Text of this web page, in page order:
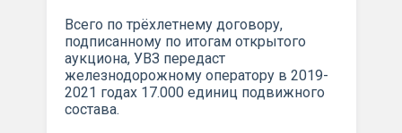
Всего по трёхлетнему договору,
подписанному по итогам открытого
аукциона, УВЗ передаст
железнодорожному оператору в 2019-
2021 годах 17.000 единиц подвижного
состава.